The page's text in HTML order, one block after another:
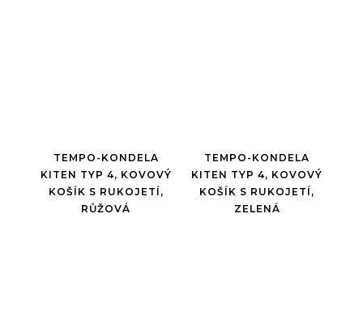
TEMPO-KONDELA
KITEN TYP 4, KOVOVÝ
KOŠÍK S RUKOJETÍ,
RŮŽOVÁ
TEMPO-KONDELA
KITEN TYP 4, KOVOVÝ
KOŠÍK S RUKOJETÍ,
ZELENÁ